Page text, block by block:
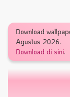
Download
Agustus 2026.
Download di sini.